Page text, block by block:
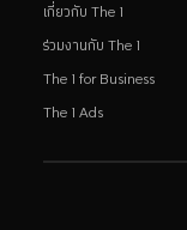
เกี่ยวกับ The 1
ร่วมงานกับ The 1
The 1 for Business
The 1 Ads